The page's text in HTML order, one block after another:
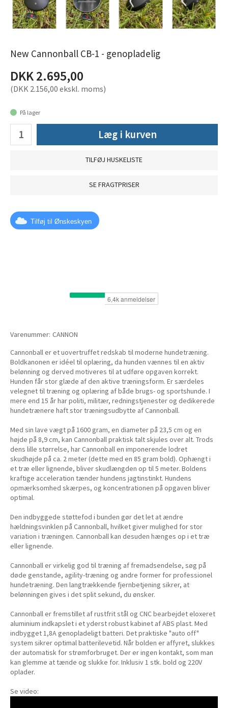
New Cannonball CB-1 - genopladelig
DKK 2.695,00
(DKK 2.156,00 ekskl. moms)
På lager
Læg i kurven
TILFØJ HUSKELISTE
SE FRAGTPRISER
Tilføj til Ønskeskyen
Varenummer: CANNON
Cannonball er et uovertruffet redskab til moderne hundetræning.
Boldkanonen er idéel til oplæring, da hunden vænnes til en aktiv
belønning og derved motiveres til at udføre opgaven korrekt.
Hunden får stor glæde af den aktive træningsform. Er særdeles
velegnet til træning og oplæring af både brugs- og sportshunde. I
mere end 15 år har politi, militær, redningstjenester og dedikerede
hundetrænere haft stor træningsudbytte af Cannonball.
Med sin lave vægt på 1600 gram, en diameter på 23,5 cm og en
højde på 8,9 cm, kan Cannonball praktisk talt skjules over alt. Trods
dens lille størrelse, har Cannonball en imponerende lodret
skudhøjde på ca. 2 meter (dette med en 85 gram bold). Ophængt i
et træ eller lignende, bliver skudlængden op til 5 meter. Boldens
kraftige acceleration tænder hundens jagtinstinkt. Hundens
opmærksomhed skærpes, og koncentrationen på opgaven bliver
optimal.
Den indbyggede støttefod i bunden gør det let at ændre
hældningsvinklen på Cannonball, hvilket giver mulighed for stor
variation i træningen. Cannonball kan desuden hænges op i et træ
eller lignende.
Cannonball er virkelig god til træning af fremadsendelse, søg på
døde genstande, agility-træning og andre former for professionel
hundetræning. Den langtrækkende fjernbetjening sikrer, at
belønningen gives i det split sekund, du ønsker.
Cannonball er fremstillet af rustfrit stål og CNC bearbejdet eloxeret
aluminium indkapslet i et yderst robust kabinet af ABS plast. Med
indbygget 1,8A genopladeligt batteri. Det praktiske "auto off"
system sikrer optimal batterilevetid. Når bolden er affyret, slukkes
der automatisk for strømforbruget. Der er ingen kontakt, som man
kan glemme at tænde og slukke for. Inklusiv 1 stk. bold og 220V
oplader.
Se video: